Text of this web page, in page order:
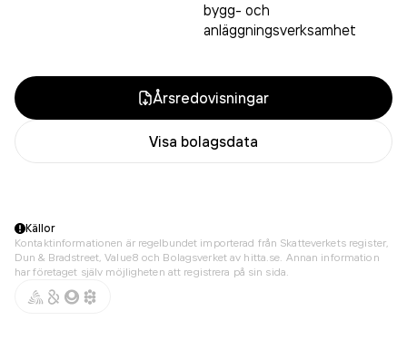
bygg- och
anläggningsverksamhet
Årsredovisningar
Visa bolagsdata
Källor
Kontaktinformationen är regelbundet importerad från Skatteverkets register,
Dun & Bradstreet, Value8 och Bolagsverket av hitta.se. Annan information
har företaget själv möjligheten att registrera på sin sida.